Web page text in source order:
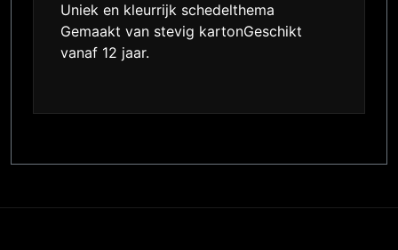
Uniek en kleurrijk schedelthema
Gemaakt van stevig kartonGeschikt
vanaf 12 jaar.